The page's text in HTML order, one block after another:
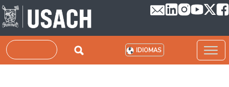
Pasar al contenido principal
Buscar IDIOMAS